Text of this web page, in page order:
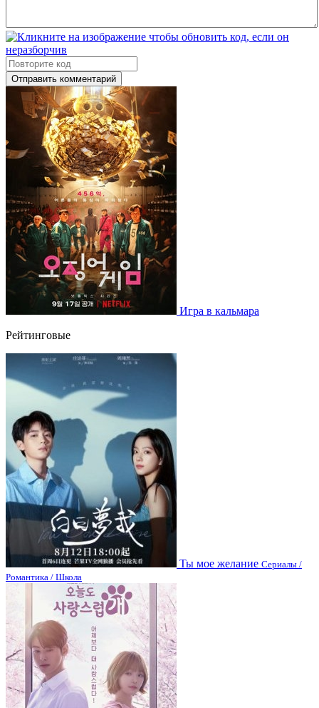
Отправить комментарий
Игра в кальмара
Рейтинговые
Ты мое желание Сериалы /
Романтика / Школа